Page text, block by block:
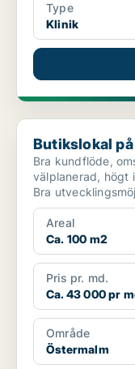
Type
Klinik
Butikslokal på
Butikslokal
Bra kundflöde,
välplanerad, högt
Bra
Areal
Ca. 100 m2
Pris pr. md.
Ca. 43 000 pr
Område
Östermalm